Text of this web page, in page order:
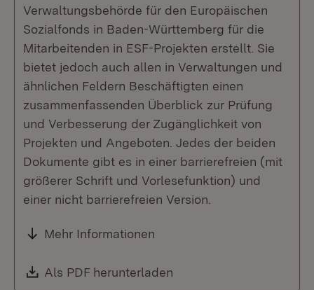
Verwaltungsbehörde für den Europäischen
Sozialfonds in Baden-Württemberg für die
Mitarbeitenden in ESF-Projekten erstellt. Sie
bietet jedoch auch allen in Verwaltungen und
ähnlichen Feldern Beschäftigten einen
zusammenfassenden Überblick zur Prüfung
und Verbesserung der Zugänglichkeit von
Projekten und Angeboten. Jedes der beiden
Dokumente gibt es in einer barrierefreien (mit
größerer Schrift und Vorlesefunktion) und
einer nicht barrierefreien Version.
Mehr Informationen
Download:
Als PDF herunterladen